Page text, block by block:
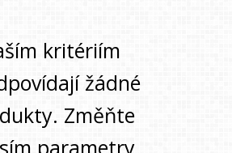
kritériím
žádné
Změňte
parametry